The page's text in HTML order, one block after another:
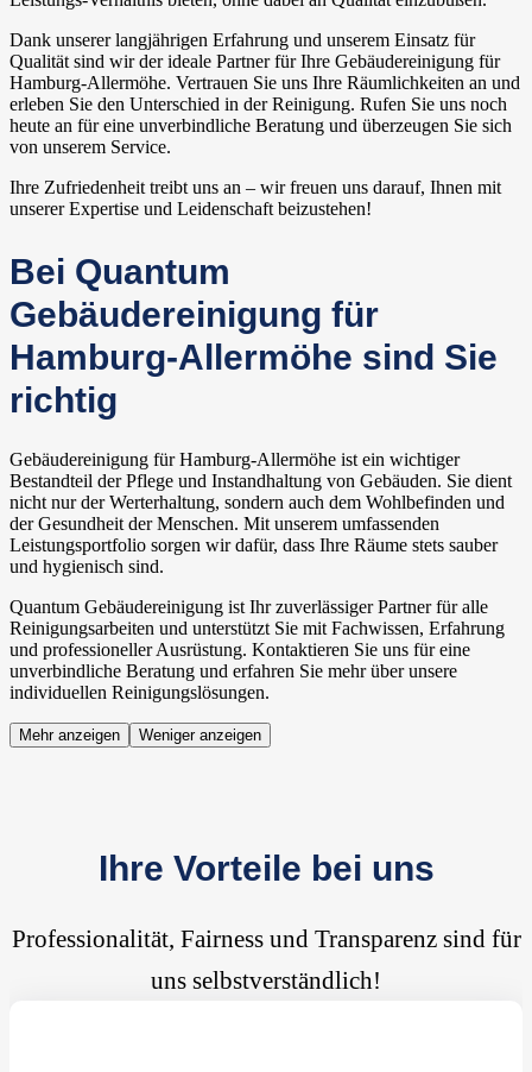
Dank unserer langjährigen Erfahrung und unserem Einsatz für
Qualität sind wir der ideale Partner für Ihre Gebäudereinigung für
Hamburg-Allermöhe. Vertrauen Sie uns Ihre Räumlichkeiten an und
erleben Sie den Unterschied in der Reinigung. Rufen Sie uns noch
heute an für eine unverbindliche Beratung und überzeugen Sie sich
von unserem Service.
Ihre Zufriedenheit treibt uns an – wir freuen uns darauf, Ihnen mit
unserer Expertise und Leidenschaft beizustehen!
Bei Quantum
Gebäudereinigung für
Hamburg-Allermöhe sind Sie
richtig
Gebäudereinigung für Hamburg-Allermöhe ist ein wichtiger
Bestandteil der Pflege und Instandhaltung von Gebäuden. Sie dient
nicht nur der Werterhaltung, sondern auch dem Wohlbefinden und
der Gesundheit der Menschen. Mit unserem umfassenden
Leistungsportfolio sorgen wir dafür, dass Ihre Räume stets sauber
und hygienisch sind.
Quantum Gebäudereinigung ist Ihr zuverlässiger Partner für alle
Reinigungsarbeiten und unterstützt Sie mit Fachwissen, Erfahrung
und professioneller Ausrüstung. Kontaktieren Sie uns für eine
unverbindliche Beratung und erfahren Sie mehr über unsere
individuellen Reinigungslösungen.
Mehr anzeigen Weniger anzeigen
Ihre Vorteile bei uns
Professionalität, Fairness und Transparenz sind für
uns selbstverständlich!